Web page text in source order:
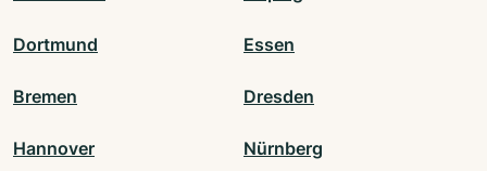
Dortmund Essen
Bremen Dresden
Hannover Nürnberg